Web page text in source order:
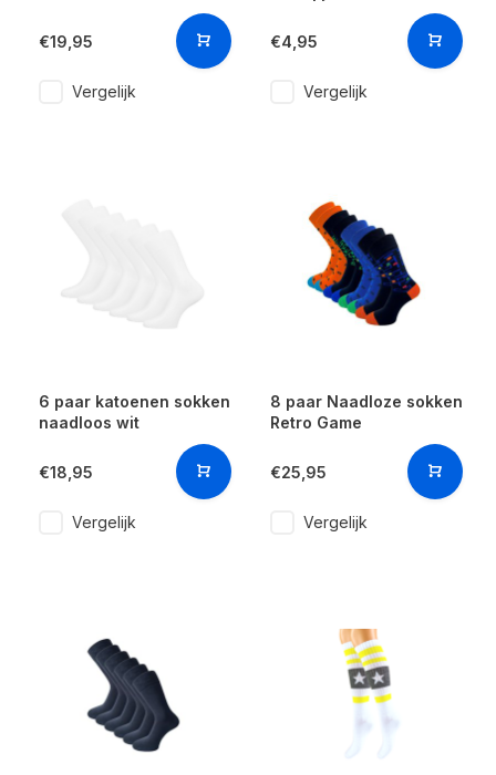
€19,95
Vergelijk
€4,95
Vergelijk
6 paar katoenen sokken
naadloos wit
€18,95
Vergelijk
8 paar Naadloze sokken
Retro Game
€25,95
Vergelijk